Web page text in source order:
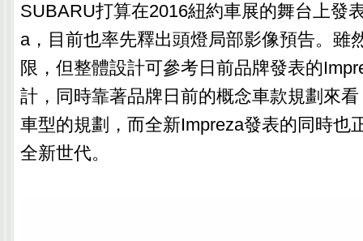
SUBARU打算在2016紐約車展的舞台上發
a，目前也率先釋出頭燈局部影像預告。雖
限，但整體設計可參考日前品牌發表的
計，同時靠著品牌日前的概念車款規劃來
車型的規劃，而全新Impreza發表的同時也
全新世代。